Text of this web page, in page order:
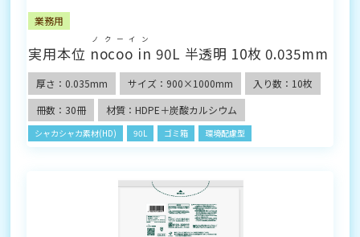
業務用
実用本位 nocoo in
ノクーイン
90L 半透明 10枚 0.035mm
厚さ：0.035mm サイズ：900×1000mm
入り数：10枚
冊数：30冊
材質：HDPE＋炭酸カルシウム
シャカシャカ素材(HD) 90L ゴミ箱 環境配慮型